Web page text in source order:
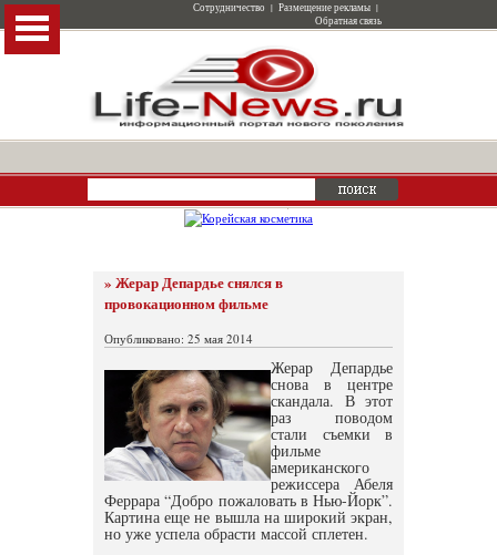
Сотрудничество | Размещение рекламы |
Обратная связь
» Жерар Депардье снялся в
провокационном фильме
Опубликовано: 25 мая 2014
Жерар Депардье
снова в центре
скандала. В этот
раз поводом
стали съемки в
фильме
американского
режиссера Абеля
Феррара “Добро пожаловать в Нью-Йорк”.
Картина еще не вышла на широкий экран,
но уже успела обрасти массой сплетен.